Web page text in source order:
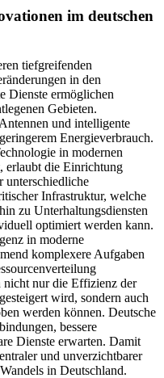
im deutschen
tiefgreifenden
in den
Dienste ermöglichen
Gebieten.
und intelligente
Energieverbrauch.
in modernen
erlaubt die Einrichtung
unterschiedliche
Infrastruktur, welche
zu Unterhaltungsdiensten
optimiert werden kann.
in moderne
komplexere Aufgaben
nicht nur die Effizienz der
wird, sondern auch
werden können. Deutsche
bessere
Dienste erwarten. Damit
und unverzichtbarer
in Deutschland.